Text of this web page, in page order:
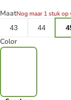
MaatNog maar 1 stuk op
43
44
Color